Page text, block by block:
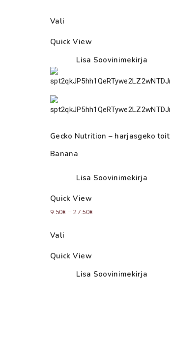
Vali
Quick View
Lisa Soovinimekirja
Gecko Nutrition – harjasgeko toit
Banana
Lisa Soovinimekirja
Quick View
9.50€ – 27.50€Price
Vali
Quick View
Lisa Soovinimekirja